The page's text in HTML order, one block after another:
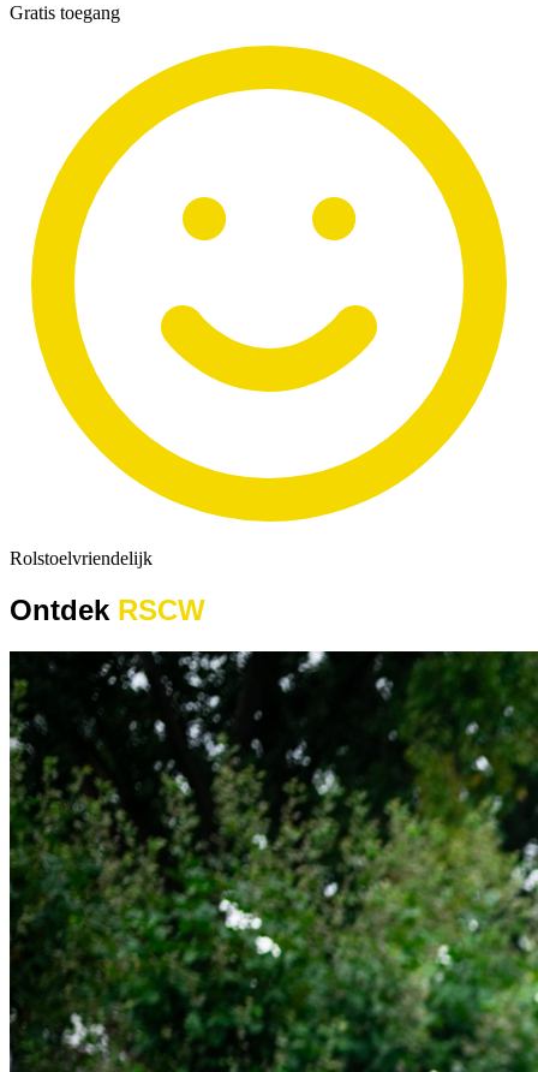
Gratis toegang
Rolstoelvriendelijk
Ontdek RSCW